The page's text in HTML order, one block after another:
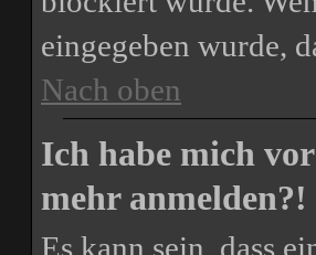
eingegeben wurde,
Nach oben
Ich habe mich
mehr anmelden?!
Es kann sein, dass